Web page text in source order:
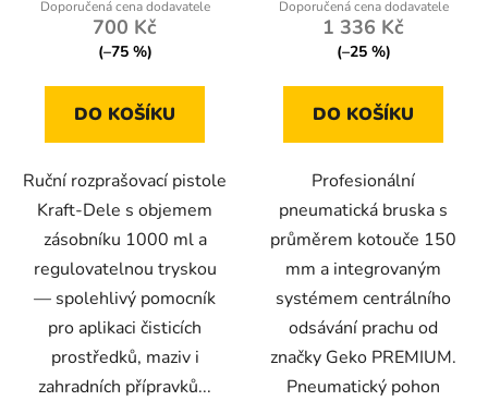
700 Kč
(–75 %)
DO KOŠÍKU
Ruční rozprašovací pistole
Kraft-Dele s objemem
zásobníku 1000 ml a
regulovatelnou tryskou
— spolehlivý pomocník
pro aplikaci čisticích
prostředků, maziv i
zahradních přípravků...
1 336 Kč
(–25 %)
DO KOŠÍKU
Profesionální
pneumatická bruska s
průměrem kotouče 150
mm a integrovaným
systémem centrálního
odsávání prachu od
značky Geko PREMIUM.
Pneumatický pohon